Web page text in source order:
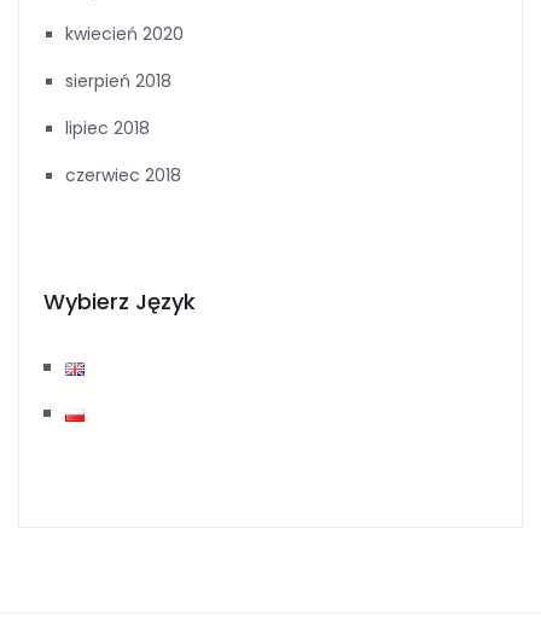
kwiecień 2020
sierpień 2018
lipiec 2018
czerwiec 2018
Wybierz Język